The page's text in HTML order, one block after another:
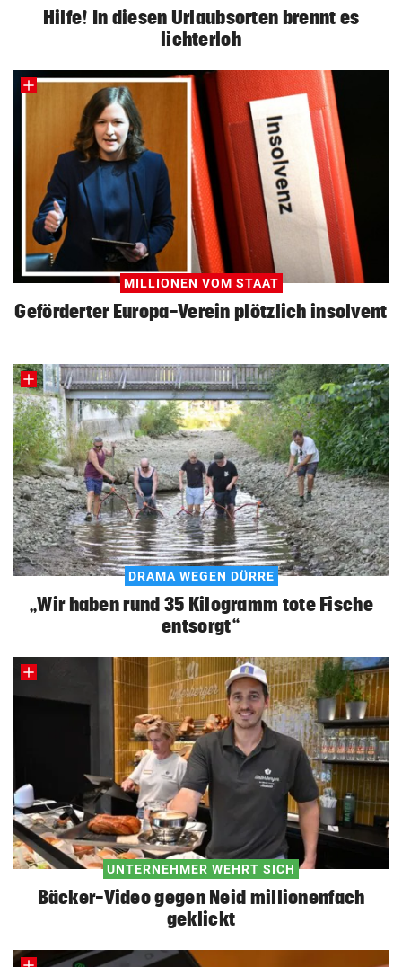
Hilfe! In diesen Urlaubsorten brennt es
lichterloh
MILLIONEN VOM STAAT
Geförderter Europa-Verein plötzlich insolvent
DRAMA WEGEN DÜRRE
„Wir haben rund 35 Kilogramm tote Fische
entsorgt“
UNTERNEHMER WEHRT SICH
Bäcker-Video gegen Neid millionenfach
geklickt